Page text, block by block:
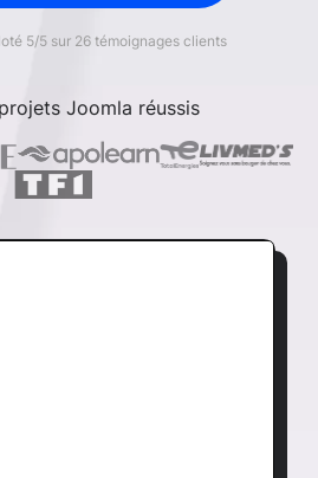
5/5 sur 26 témoignages clients
Joomla réussis